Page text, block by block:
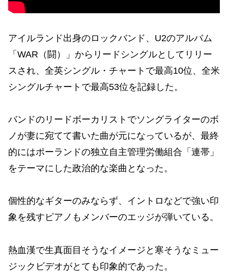
アイルランド出身のロックバンド、U2のアルバム
「WAR（闘）」からリードシングルとしてリリー
スされ、全英シングル・チャートで最高10位、全米
シングルチャートで最高53位を記録した。
バンドのリードボーカリストでソングライターのボ
ノが妻に宛てて書いた曲が元になっているが、最終
的にはポーランドの独立自主管理労働組合「連帯」
をテーマにした政治的な楽曲となった。
個性的なギターのみならず、イントロなどで強い印
象を残すピアノもメンバーのエッジが弾いている。
熱血漢で生真面目そうなイメージと寒そうなミュー
ジックビデオがとても印象的であった。